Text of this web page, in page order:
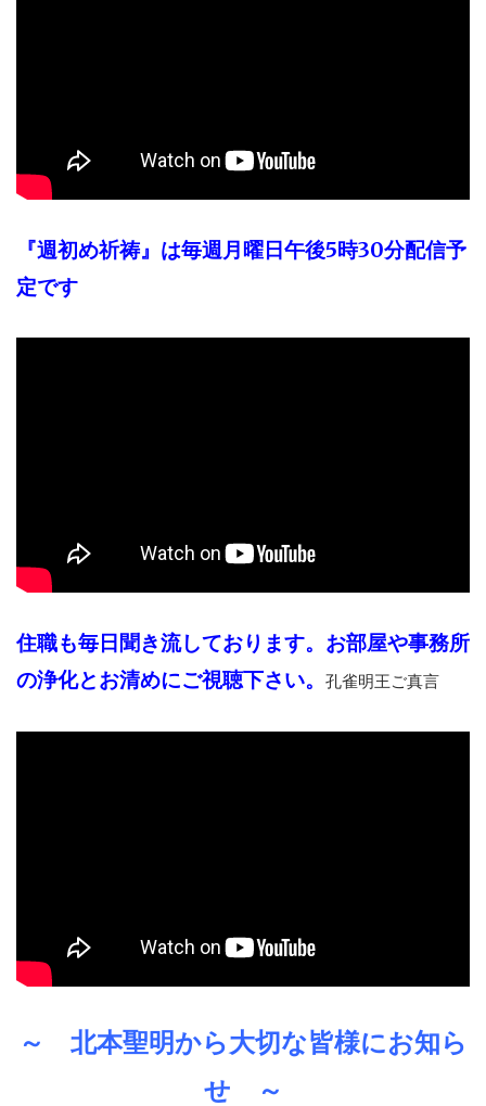
『週初め祈祷』は毎週月曜日午後5時30分配信予
定です
住職も毎日聞き流しております。お部屋や事務所
の浄化とお清めにご視聴下さい。
孔雀明王ご真言
～ 北本聖明から大切な皆様にお知ら
せ ～